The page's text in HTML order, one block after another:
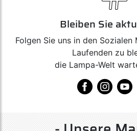
Bleiben Sie
Folgen Sie uns in den Sozialen
Laufenden zu
die Lampa-Welt